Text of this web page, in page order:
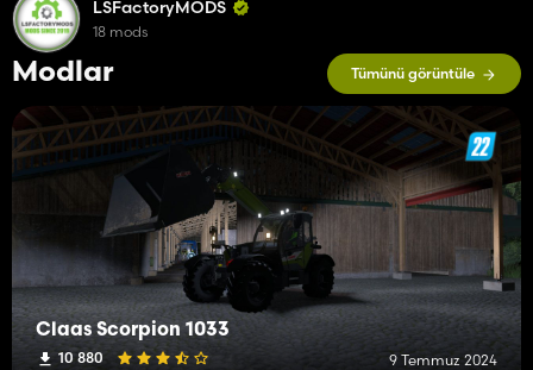
Modlar Tümünü görüntüle
Claas Scorpion 1033
10 880 9 Temmuz 2024
LSFactoryMODS
18 mods